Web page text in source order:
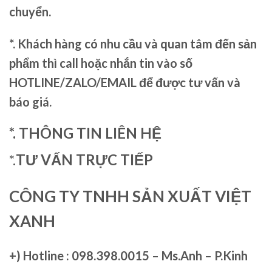
chuyển.
*. Khách hàng có nhu cầu và quan tâm đến sản
phẩm thì call hoặc nhắn tin vào số
HOTLINE/ZALO/EMAIL để được tư vấn và
báo giá.
*. THÔNG TIN LIÊN HỆ
*.TƯ VẤN TRỰC TIẾP
CÔNG TY TNHH SẢN XUẤT VIỆT
XANH
+) Hotline : 098.398.0015 – Ms.Anh – P.Kinh